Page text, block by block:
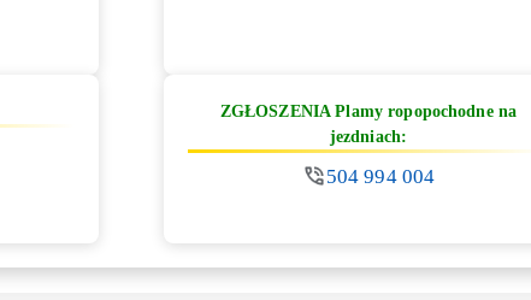
ZGŁOSZENIA Plamy ropopochodne na
jezdniach:
504 994 004